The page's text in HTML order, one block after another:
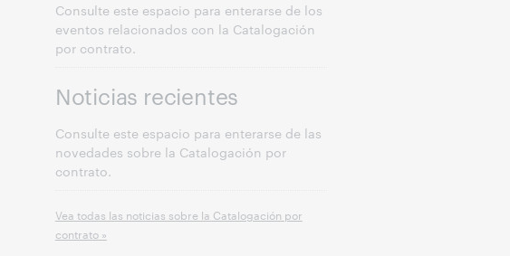
Consulte este espacio para enterarse de los
eventos relacionados con la Catalogación
por contrato.
Noticias recientes
Consulte este espacio para enterarse de las
novedades sobre la Catalogación por
contrato.
Vea todas las noticias sobre la Catalogación por
contrato »